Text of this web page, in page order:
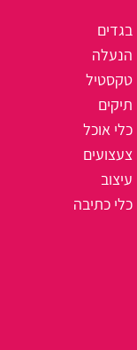
בגדים
הנעלה
טקסטיל
תיקים
כלי אוכל
צעצועים
עיצוב
כלי כתיבה